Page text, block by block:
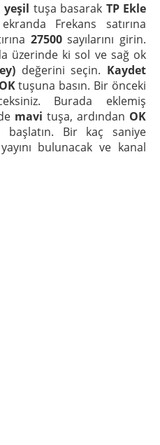
yeşil tuşa basarak TP Ekle
Frekans satırına
27500sayılarını girin.
üzerinde ki sol ve sağ ok
değerini seçin. Kaydet
OKtuşuna basın. Bir önceki
Burada eklemiş
mavi tuşa, ardından OK
başlatın. Bir kaç saniye
bulunacak ve kanal